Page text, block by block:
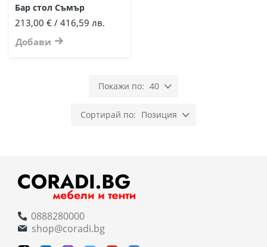
Бар стол Съмър
213,00 € / 416,59 лв.
Добави
40
Позиция
0888280000
shop@coradi.bg